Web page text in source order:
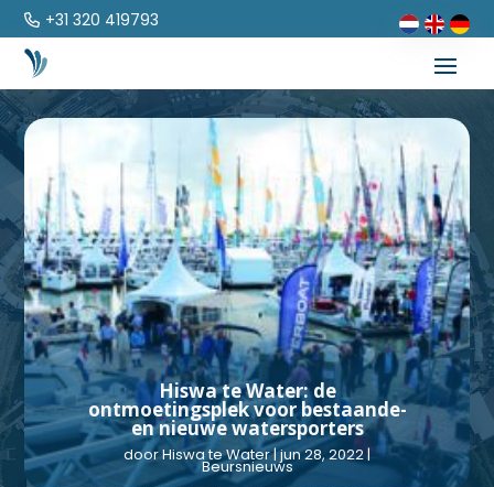
+31 320 419793
Hiswa te Water: de
ontmoetingsplek voor bestaande-
en nieuwe watersporters
doorHiswa te Water|jun 28, 2022|
Beursnieuws